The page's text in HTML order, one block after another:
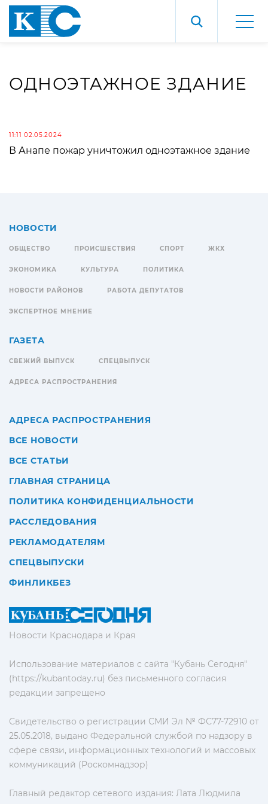
ОДНОЭТАЖНОЕ ЗДАНИЕ
11:11 02.05.2024
В Анапе пожар уничтожил одноэтажное здание
Новости Краснодара и Края
Использование материалов с сайта "Кубань Сегодня"
(https://kubantoday.ru) без письменного согласия
редакции запрещено
Свидетельство о регистрации СМИ Эл № ФС77-72910 от
25.05.2018, выдано Федеральной службой по надзору в
сфере связи, информационных технологий и массовых
коммуникаций (Роскомнадзор)
Главный редактор сетевого издания: Лата Людмила
НОВОСТИ
ОБЩЕСТВО ПРОИСШЕСТВИЯ СПОРТ ЖКХ
ЭКОНОМИКА КУЛЬТУРА ПОЛИТИКА
НОВОСТИ РАЙОНОВ РАБОТА ДЕПУТАТОВ
ЭКСПЕРТНОЕ МНЕНИЕ
ГАЗЕТА
СВЕЖИЙ ВЫПУСК СПЕЦВЫПУСК
АДРЕСА РАСПРОСТРАНЕНИЯ
АДРЕСА РАСПРОСТРАНЕНИЯ
ВСЕ НОВОСТИ
ВСЕ СТАТЬИ
ГЛАВНАЯ СТРАНИЦА
ПОЛИТИКА КОНФИДЕНЦИАЛЬНОСТИ
РАССЛЕДОВАНИЯ
РЕКЛАМОДАТЕЛЯМ
СПЕЦВЫПУСКИ
ФИНЛИКБЕЗ